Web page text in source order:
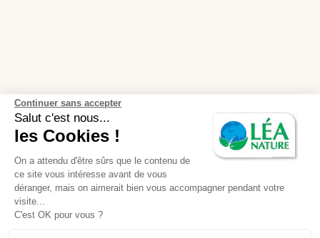
Continuer sans accepter
Salut c'est nous...
les Cookies !
On a attendu d'être sûrs que le contenu de
ce site vous intéresse avant de vous
déranger, mais on aimerait bien vous accompagner pendant votre
visite...
C'est OK pour vous ?